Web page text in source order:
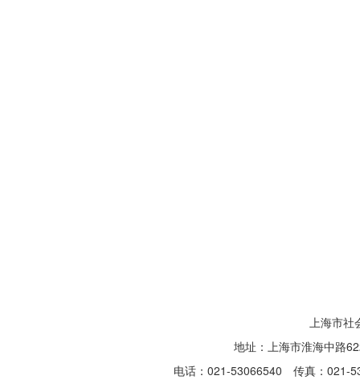
上海市社
地址：上海市淮海中路
电话：021-53066540 传真：